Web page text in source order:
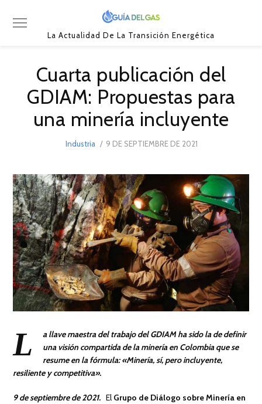
La Actualidad De La Transición Energética
Cuarta publicación del
GDIAM: Propuestas para
una minería incluyente
Industria
POSTED
9 DE SEPTIEMBRE DE 2021
DE
2021
L
a llave maestra del trabajo del GDIAM ha sido la de definir
una visión compartida de la minería en Colombia que se
resume en la fórmula: «Minería, sí, pero incluyente,
resiliente y competitiva».
9 de septiembre de 2021. El Grupo de Diálogo sobre Minería en